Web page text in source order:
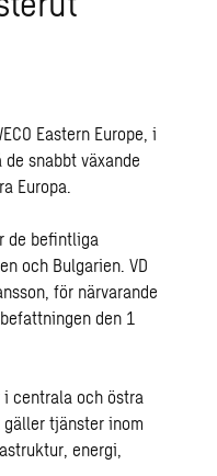
Eastern Europe, i
snabbt växande
Europa.
de befintliga
och Bulgarien. VD
för närvarande
befattningen den 1
i centrala och östra
tjänster inom
energi,